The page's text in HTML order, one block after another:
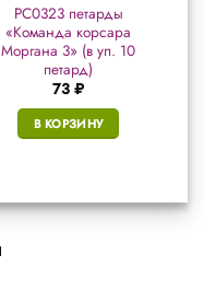
РС0323 петарды
«Команда корсара
Моргана 3» (в уп. 10
петард)
73 ₽
В КОРЗИНУ